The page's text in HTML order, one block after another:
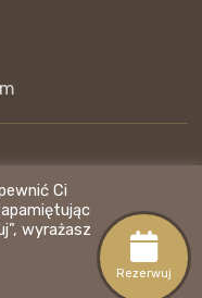
Ci
wyrażasz
Rezerwuj